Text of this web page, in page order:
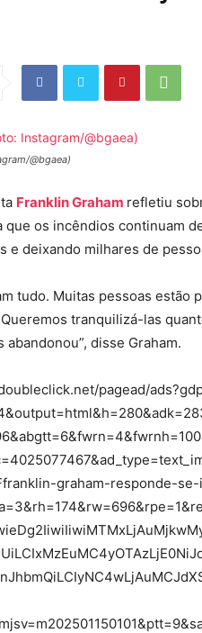
@bgaea)
Franklin Graham refletiu
que os incêndios continuam
e deixando milhares de
tudo. Muitas pessoas estão
tranquilizá-las
abandonou”, disse Graham.
pagead/
graham-responde-